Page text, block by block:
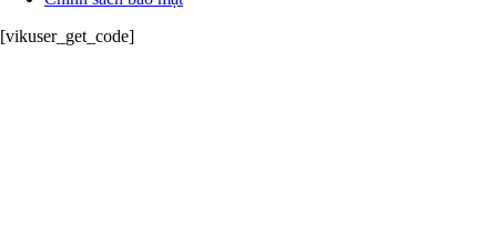
[vikuser_get_code]